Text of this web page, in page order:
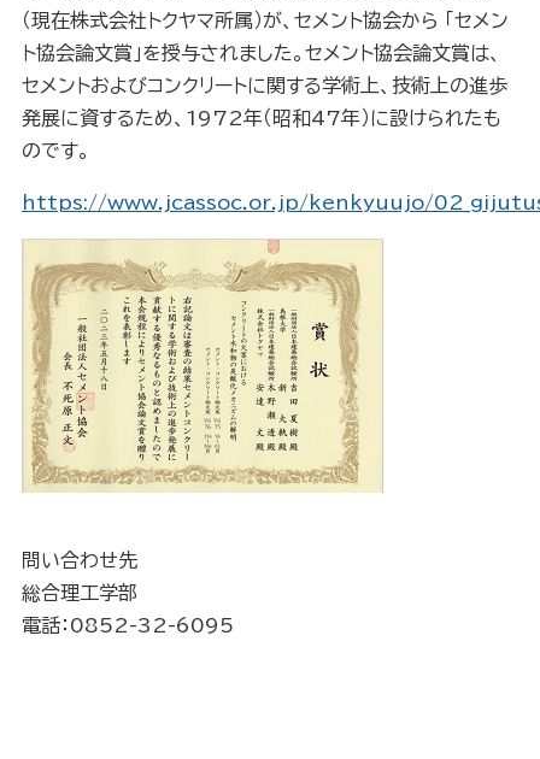
（現在株式会社トクヤマ所属）が、セメント協会から ｢セメン
ト協会論文賞｣を授与されました。セメント協会論文賞は、
セメントおよびコンクリートに関する学術上、技術上の進歩
発展に資するため、1972年（昭和47年）に設けられたも
のです。
https://www.jcassoc.or.jp/kenkyuujo/
問い合わせ先
総合理工学部
電話：0852-32-6095